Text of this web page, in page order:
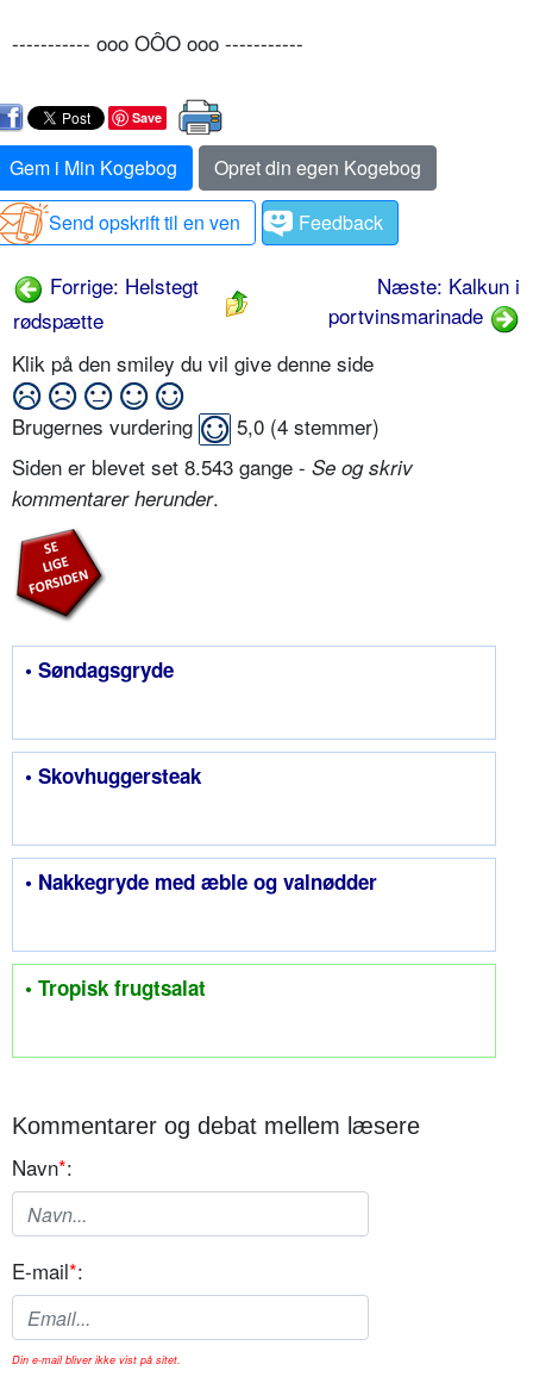
----------- ooo OÔO ooo -----------
Save
Gem i Min Kogebog
Opret din egen Kogebog
Send opskrift til en ven
Feedback
Forrige: Helstegt
rødspætte
Næste: Kalkun i
portvinsmarinade
Klik på den smiley du vil give denne side
Brugernes vurdering 5,0 (4 stemmer)
Siden er blevet set 8.543 gange - Se og skriv
kommentarer herunder.
• Søndagsgryde
• Skovhuggersteak
• Nakkegryde med æble og valnødder
• Tropisk frugtsalat
Kommentarer og debat mellem læsere
Navn*:
E-mail*:
Din e-mail bliver ikke vist på sitet.